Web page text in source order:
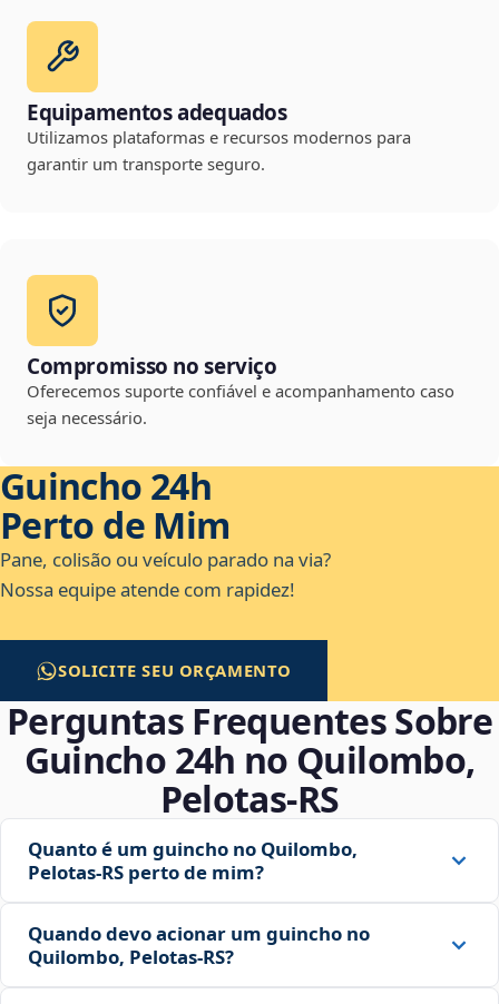
Equipamentos adequados
Utilizamos plataformas e recursos modernos para
garantir um transporte seguro.
Compromisso no serviço
Oferecemos suporte confiável e acompanhamento caso
seja necessário.
Guincho 24h
Perto de Mim
Pane, colisão ou veículo parado na via?
Nossa equipe atende com rapidez!
SOLICITE SEU ORÇAMENTO
Perguntas Frequentes Sobre
Guincho 24h no Quilombo,
Pelotas‑RS
Quanto é um guincho no Quilombo,
Pelotas‑RS perto de mim?
Quando devo acionar um guincho no
Quilombo, Pelotas‑RS?